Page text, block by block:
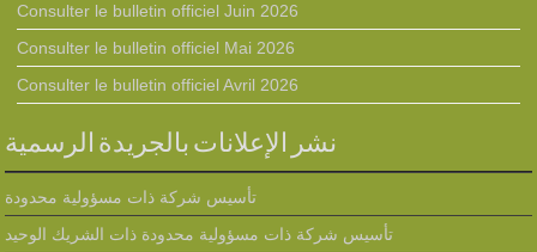
Consulter le bulletin officiel Juin 2026
Consulter le bulletin officiel Mai 2026
Consulter le bulletin officiel Avril 2026
نشر الإعلانات بالجريدة الرسمية
تأسيس شركة ذات مسؤولية محدودة
تأسيس شركة ذات مسؤولية محدودة ذات الشريك الوحيد